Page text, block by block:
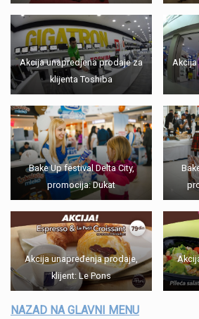
Akcija unapredjena prodaje za
klijenta Toshiba
Akcija
Bake Up festival Delta City,
promocija: Dukat
Akcija unapređenja prodaje,
klijent: Le Pons
NAZAD NA GLAVNI MENU